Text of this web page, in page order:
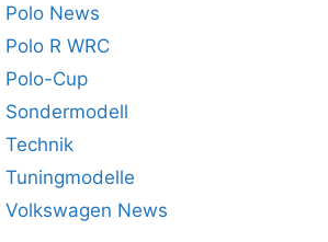
Polo News
Polo R WRC
Polo-Cup
Sondermodell
Technik
Tuningmodelle
Volkswagen News